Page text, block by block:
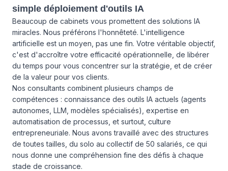
simple déploiement d'outils IA
Beaucoup de cabinets vous promettent des solutions IA
miracles. Nous préférons l'honnêteté. L'intelligence
artificielle est un moyen, pas une fin. Votre véritable objectif,
c'est d'accroître votre efficacité opérationnelle, de libérer
du temps pour vous concentrer sur la stratégie, et de créer
de la valeur pour vos clients.
Nos consultants combinent plusieurs champs de
compétences : connaissance des outils IA actuels (agents
autonomes, LLM, modèles spécialisés), expertise en
automatisation de processus, et surtout, culture
entrepreneuriale. Nous avons travaillé avec des structures
de toutes tailles, du solo au collectif de 50 salariés, ce qui
nous donne une compréhension fine des défis à chaque
stade de croissance.